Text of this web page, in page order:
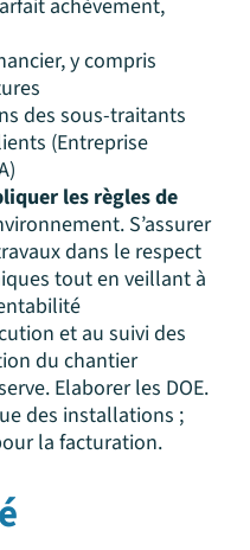
achèvement,
y compris
des sous-traitants
(Entreprise
les règles de
S’assurer
dans le respect
tout en veillant à
et au suivi des
du chantier
Elaborer les DOE.
des installations ;
la facturation.